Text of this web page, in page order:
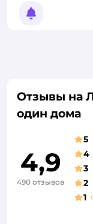
Уведомить о
Отзывы на
один дома
4,9
490 отзывов
5
4
3
2
1